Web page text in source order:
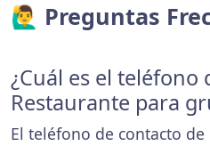
🙋‍♂️ Preguntas
¿Cuál es el teléfono
Restaurante para
El teléfono de contacto de